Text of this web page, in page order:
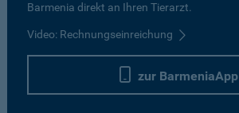
Barmenia direkt an Ihren Tierarzt.
Video: Rechnungseinreichung
zur BarmeniaApp